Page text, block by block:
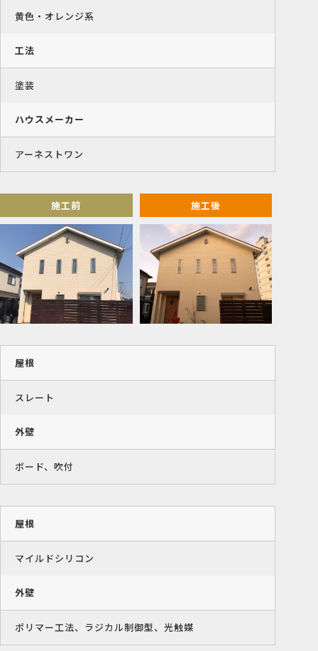
黄色・オレンジ系
工法
塗装
ハウスメーカー
アーネストワン
施工前 施工後
屋根
スレート
外壁
ボード、吹付
屋根
マイルドシリコン
外壁
ポリマー工法、ラジカル制御型、光触媒